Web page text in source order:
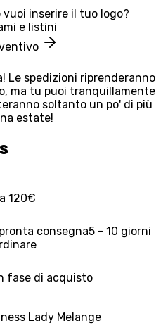
inserire il tuo logo?
e listini
Le spedizioni riprenderanno
ma tu puoi tranquillamente
soltanto un po' di più
estate!
120€
consegna5 - 10 giorni
fase di acquisto
Lady Melange